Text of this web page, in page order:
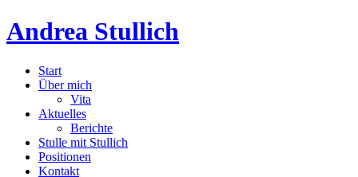
Andrea Stullich
Start
Über mich
Vita
Aktuelles
Berichte
Stulle mit Stullich
Positionen
Kontakt